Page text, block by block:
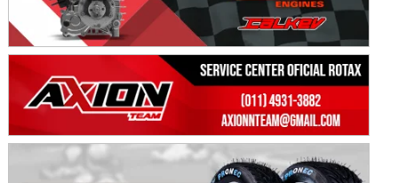
Baradero (Buenos Aires)
KDO - F6
Ciudad de Trenque Lauquen (Asfalto)
ENTRERRIANO - F6 (POSTERGADA)
Parque de la Velocidad (Asfalto)
Villaguay (Entre Ríos)
VICTORIENSE - F7